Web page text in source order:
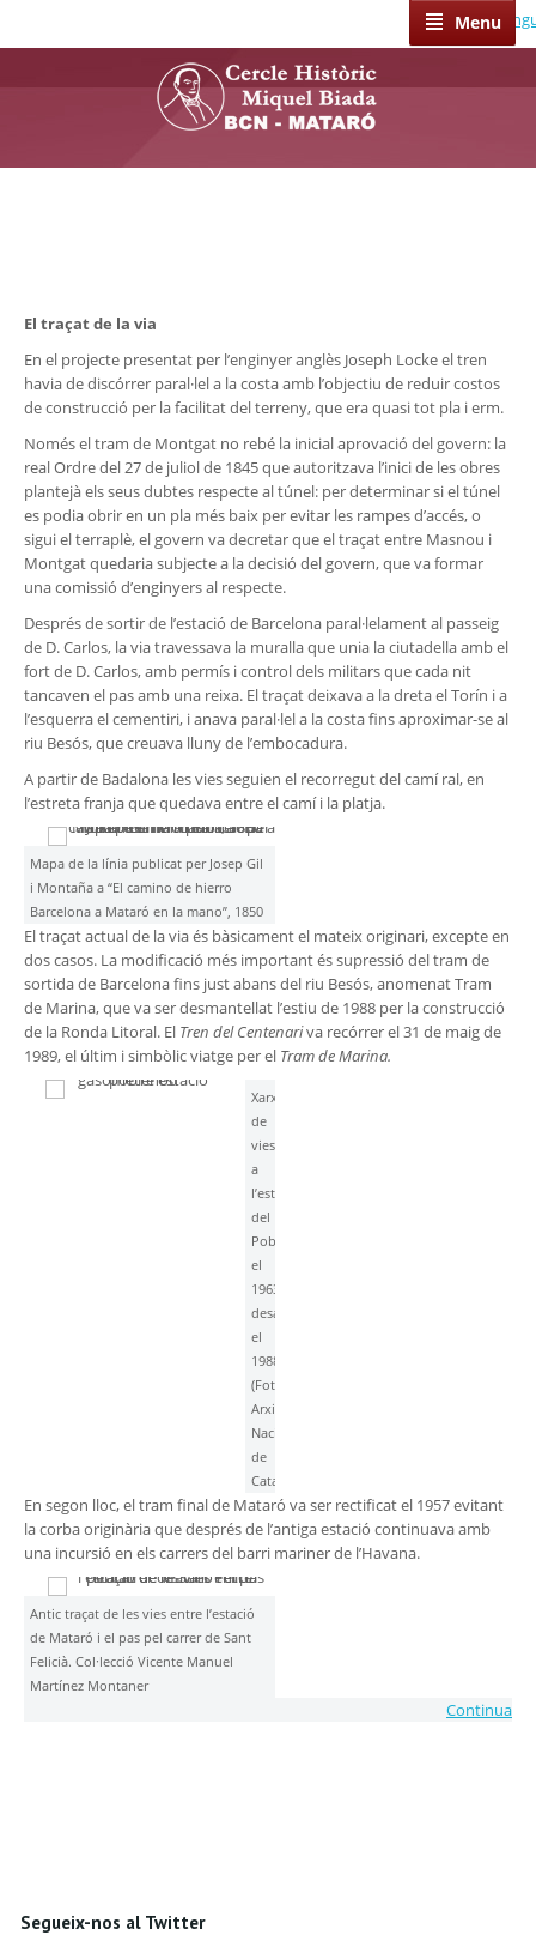
Menu
Select
El traçat de la via
En el projecte presentat per l’enginyer anglès Joseph Locke el tren
havia de discórrer paral·lel a la costa amb l’objectiu de reduir costos
de construcció per la facilitat del terreny, que era quasi tot pla i erm.
Només el tram de Montgat no rebé la inicial aprovació del govern: la
real Ordre del 27 de juliol de 1845 que autoritzava l’inici de les obres
plantejà els seus dubtes respecte al túnel: per determinar si el túnel
es podia obrir en un pla més baix per evitar les rampes d’accés, o
sigui el terraplè, el govern va decretar que el traçat entre Masnou i
Montgat quedaria subjecte a la decisió del govern, que va formar
una comissió d’enginyers al respecte.
Després de sortir de l’estació de Barcelona paral·lelament al passeig
de D. Carlos, la via travessava la muralla que unia la ciutadella amb el
fort de D. Carlos, amb permís i control dels militars que cada nit
tancaven el pas amb una reixa. El traçat deixava a la dreta el Torín i a
l’esquerra el cementiri, i anava paral·lel a la costa fins aproximar-se al
riu Besós, que creuava lluny de l’embocadura.
A partir de Badalona les vies seguien el recorregut del camí ral, en
l’estreta franja que quedava entre el camí i la platja.
Mapa de la línia publicat per Josep Gil
i Montaña a “El camino de hierro
Barcelona a Mataró en la mano”, 1850
El traçat actual de la via és bàsicament el mateix originari, excepte en
dos casos. La modificació més important és supressió del tram de
sortida de Barcelona fins just abans del riu Besós, anomenat Tram
de Marina, que va ser desmantellat l’estiu de 1988 per la construcció
de la Ronda Litoral. El Tren del Centenariva recórrer el 31 de maig de
1989, el últim i simbòlic viatge per el Tram de Marina.
Xarxa
de
vies
a
l’estació
del
Poblenou
el
1963,
desapareguda
el
1988
(Foto
Arxiu
Nacional
de
Catalunya)
En segon lloc, el tram final de Mataró va ser rectificat el 1957 evitant
la corba originària que després de l’antiga estació continuava amb
una incursió en els carrers del barri mariner de l’Havana.
Antic traçat de les vies entre l’estació
de Mataró i el pas pel carrer de Sant
Felicià. Col·lecció Vicente Manuel
Martínez Montaner
Continua
Segueix-nos al Twitter